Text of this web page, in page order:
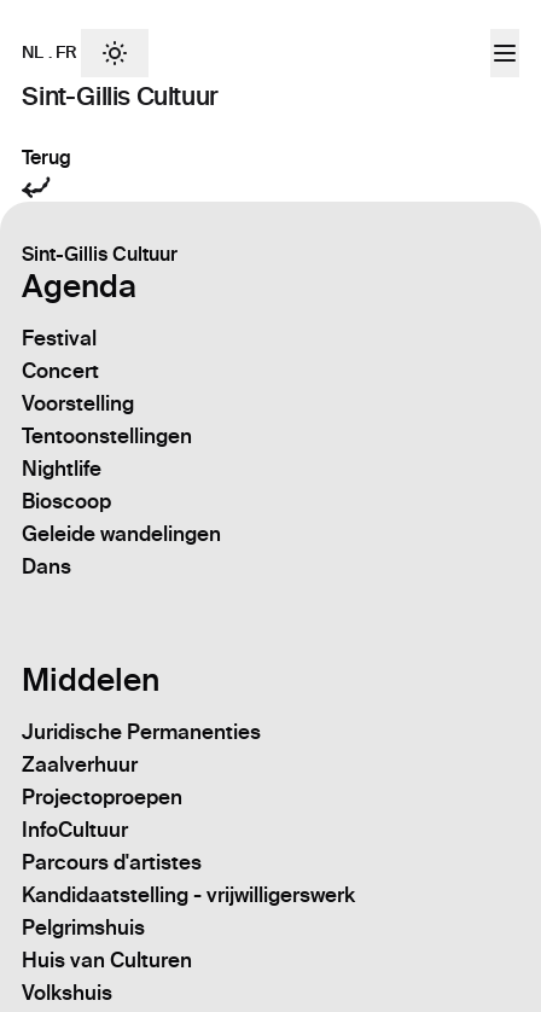
Sint-Gillis Cultuur
NL . FR
Terug
Sint-Gillis Cultuur
Agenda
Festival
Concert
Voorstelling
Tentoonstellingen
Nightlife
Bioscoop
Geleide wandelingen
Dans
Middelen
Juridische Permanenties
Zaalverhuur
Projectoproepen
InfoCultuur
Parcours d'artistes
Kandidaatstelling - vrijwilligerswerk
Pelgrimshuis
Huis van Culturen
Volkshuis